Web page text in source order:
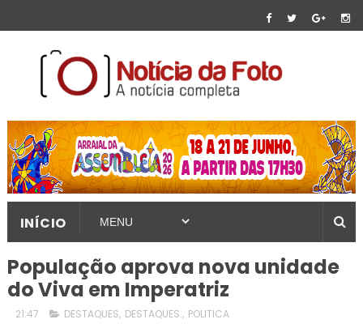
INÍCIO
População aprova nova unidade
do Viva em Imperatriz
21:47 DESTAQUES, DESTAQUES., POLITICA